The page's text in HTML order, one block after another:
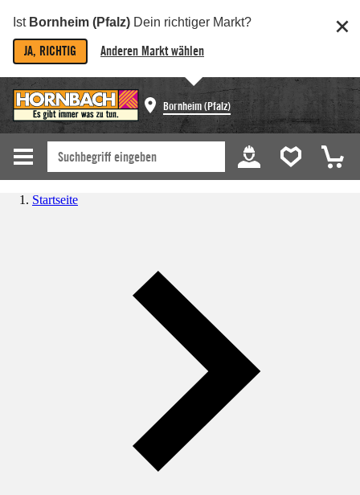
Ist Bornheim (Pfalz) Dein richtiger Markt?
JA, RICHTIG Anderen Markt wählen
Bornheim (Pfalz)
Startseite